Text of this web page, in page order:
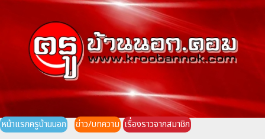
หน้าแรกครูบ้านนอก ข่าว/บทความ เรื่องราวจากสมาชิก